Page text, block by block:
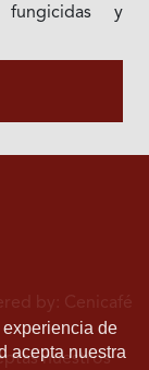
y
de
acepta nuestra
by: Cenicafé
nuestros